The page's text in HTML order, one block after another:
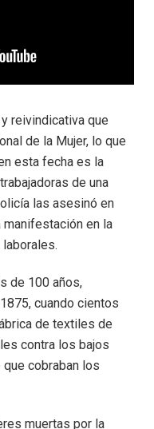
reivindicativa que
de la Mujer, lo que
esta fecha es la
de una
las asesinó en
manifestación en la
de 100 años,
cuando cientos
de textiles de
contra los bajos
cobraban los
muertas por la